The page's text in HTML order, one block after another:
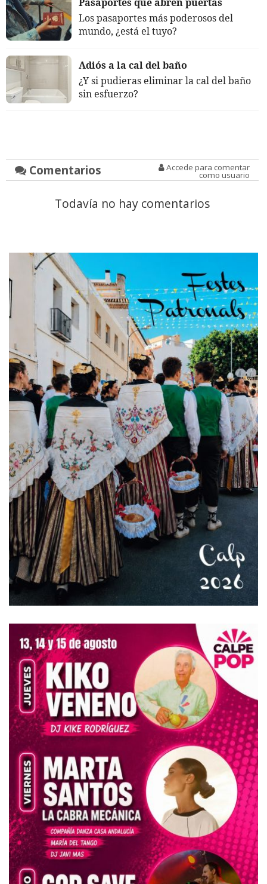
Los pasaportes más poderosos del
mundo, ¿está el tuyo?
Adiós a la cal del baño
¿Y si pudieras eliminar la cal del baño
sin esfuerzo?
Comentarios Accede para comentar
como usuario
Todavía no hay comentarios